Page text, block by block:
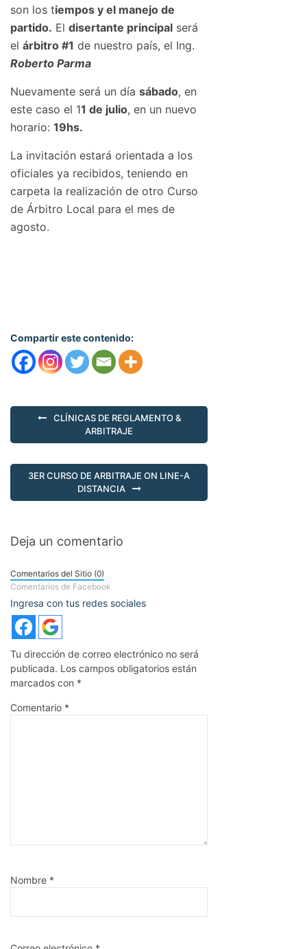
son los tiempos y el manejo de
partido. El disertante principal será
el árbitro #1 de nuestro país, el Ing.
Roberto Parma
Nuevamente será un día sábado, en
este caso el 11 de julio, en un nuevo
horario: 19hs.
La invitación estará orientada a los
oficiales ya recibidos, teniendo en
carpeta la realización de otro Curso
de Árbitro Local para el mes de
agosto.
Compartir este contenido:
CLÍNICAS DE REGLAMENTO &
ARBITRAJE
3ER CURSO DE ARBITRAJE ON LINE-A
DISTANCIA
Deja un comentario
Comentarios del Sitio (0)
Comentarios de Facebook
Ingresa con tus redes sociales
Tu dirección de correo electrónico no será
publicada. Los campos obligatorios están
marcados con *
Comentario *
Nombre *